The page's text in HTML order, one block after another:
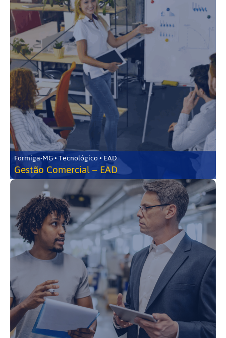
Formiga-MG • Tecnológico • EAD
Gestão Comercial – EAD